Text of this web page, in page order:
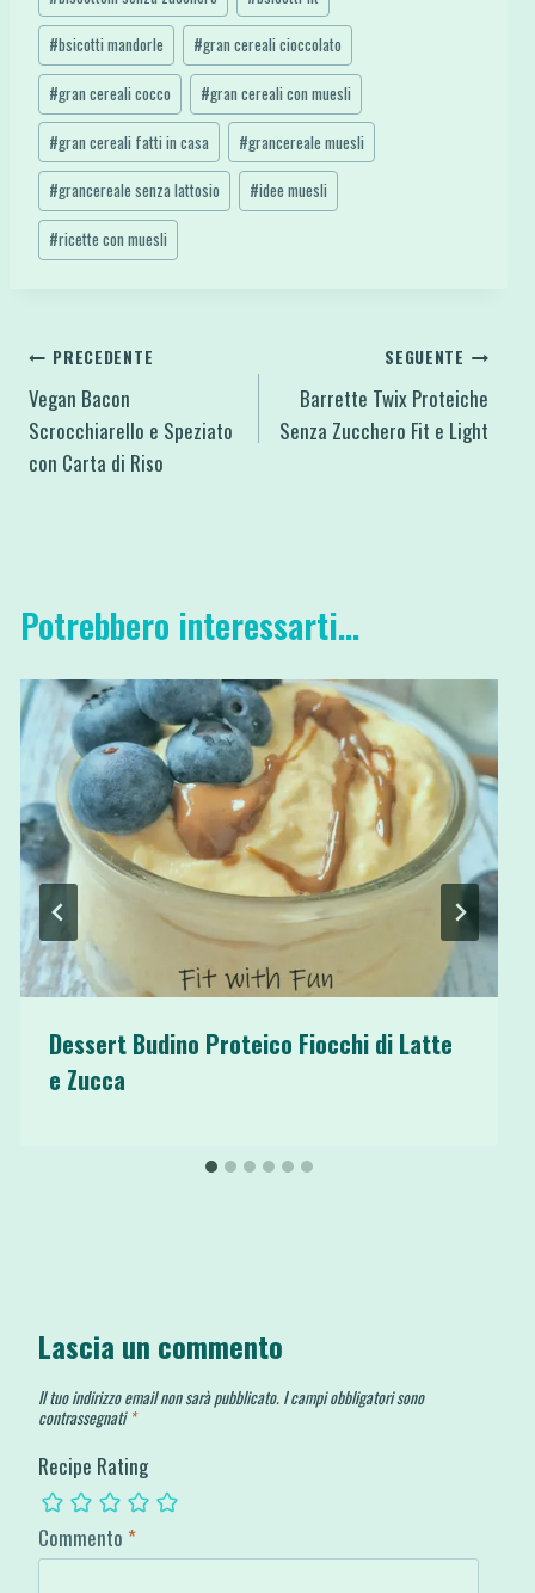
#bsicotti mandorle #gran cereali cioccolato
#gran cereali cocco #gran cereali con muesli
#gran cereali fatti in casa #grancereale muesli
#grancereale senza lattosio #idee muesli
#ricette con muesli
Navigazione
articoli
PRECEDENTE
Vegan Bacon
Scrocchiarello e Speziato
con Carta di Riso
SEGUENTE
Barrette Twix Proteiche
Senza Zucchero Fit e Light
Potrebbero interessarti...
Dessert Budino Proteico Fiocchi di Latte
e Zucca
Lascia un commento
Il tuo indirizzo email non sarà pubblicato. I campi obbligatori sono
contrassegnati *
Recipe Rating
Commento *